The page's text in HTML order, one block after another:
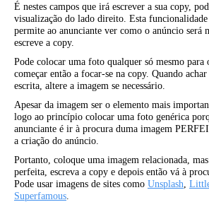
É nestes campos que irá escrever a sua copy,
visualização do lado direito. Esta funcionalidade
permite ao anunciante ver como o anúncio será
escreve a copy.
Pode colocar uma foto qualquer só mesmo para
começar então a focar-se na copy. Quando
escrita, altere a imagem se necessário.
Apesar da imagem ser o elemento mais
logo ao princípio colocar uma foto genérica
anunciante é ir à procura duma imagem
a criação do anúncio.
Portanto, coloque uma imagem relacionada,
perfeita, escreva a copy e depois então vá à
Pode usar imagens de sites como Unsplash
Superfamous